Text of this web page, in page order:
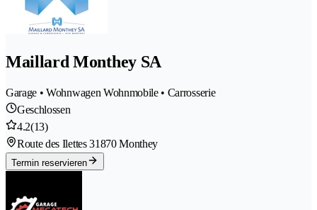
Maillard Monthey SA
Garage • Wohnwagen Wohnmobile • Carrosserie
Geschlossen
4.2(13)
Route des Ilettes 31870 Monthey
Termin reservieren